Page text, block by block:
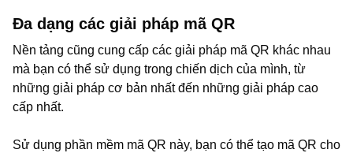
Đa dạng các giải pháp mã QR
Nền tảng cũng cung cấp các giải pháp mã QR khác nhau
mà bạn có thể sử dụng trong chiến dịch của mình, từ
những giải pháp cơ bản nhất đến những giải pháp cao
cấp nhất.
Sử dụng phần mềm mã QR này, bạn có thể tạo mã QR cho